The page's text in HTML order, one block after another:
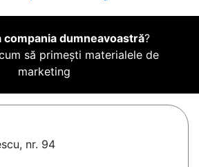
compania dumneavoastră?
să primești materialele de
marketing
nr. 94